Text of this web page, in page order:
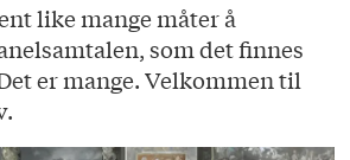
like mange måter å
som det finnes
er mange. Velkommen til